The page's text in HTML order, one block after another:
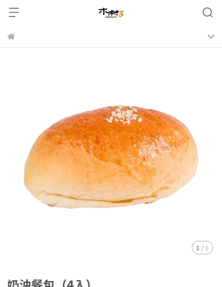
1 / 1